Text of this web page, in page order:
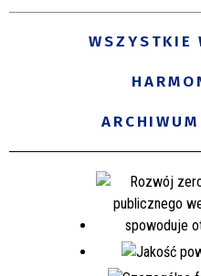
Promowane
WSZYSTKIE